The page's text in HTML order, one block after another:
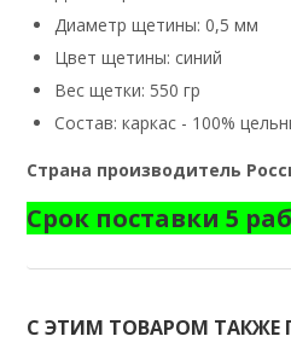
Диаметр щетины: 0,5 мм
Цвет щетины: синий
Вес щетки: 550 гр
Состав: каркас - 100%
Страна производитель
Срок поставки 5
С ЭТИМ ТОВАРОМ ТАКЖЕ